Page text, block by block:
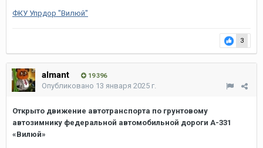
ФКУ Упрдор "Вилюй"
3
almant 19 396
Опубликовано 13 января 2025 г.
Открыто движение автотранспорта по грунтовому
автозимнику федеральной автомобильной дороги А-331
«Вилюй»